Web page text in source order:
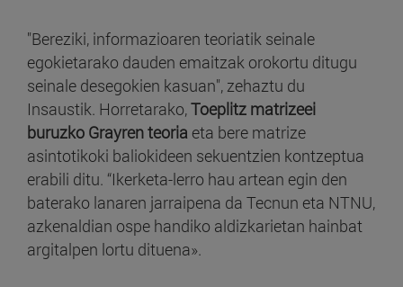
"Bereziki, informazioaren teoriatik seinale
egokietarako dauden emaitzak orokortu ditugu
seinale desegokien kasuan", zehaztu du
Insaustik. Horretarako,Toeplitz matrizeei
buruzko Grayren teoria eta bere matrize
asintotikoki baliokideen sekuentzien kontzeptua
erabili ditu. “Ikerketa-lerro hau artean egin den
baterako lanaren jarraipena da Tecnun eta NTNU,
azkenaldian ospe handiko aldizkarietan hainbat
argitalpen lortu dituena».